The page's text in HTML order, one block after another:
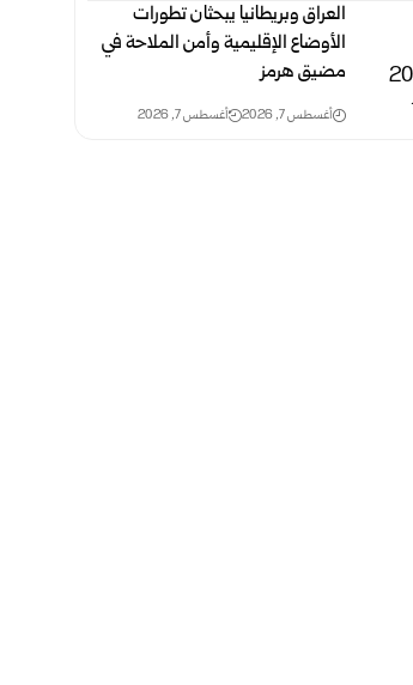
العراق وبريطانيا يبحثان تطورات
الأوضاع الإقليمية وأمن الملاحة في
مضيق هرمز
أغسطس 7, 2026 أغسطس 7, 2026